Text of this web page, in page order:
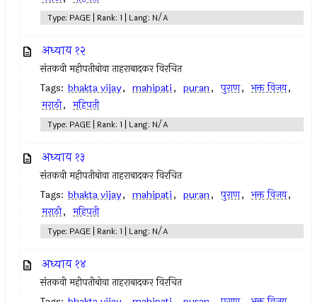
Type: PAGE | Rank: 1 | Lang: N/A
अध्याय १२
संतकवी महीपतीबोवा ताहराबादकर विरचित
Tags: bhakta vijay, mahipati, puran, पुराण, भक्त विजय,
मराठी, महिपती
Type: PAGE | Rank: 1 | Lang: N/A
अध्याय १३
संतकवी महीपतीबोवा ताहराबादकर विरचित
Tags: bhakta vijay, mahipati, puran, पुराण, भक्त विजय,
मराठी, महिपती
Type: PAGE | Rank: 1 | Lang: N/A
अध्याय १४
संतकवी महीपतीबोवा ताहराबादकर विरचित